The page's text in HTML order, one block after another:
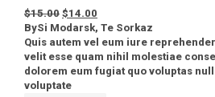
$15.00 $14.00
BySi Modarsk, Te Sorkaz
Quis autem vel eum iure
velit esse quam nihil molestiae
dolorem eum fugiat quo voluptas
voluptate